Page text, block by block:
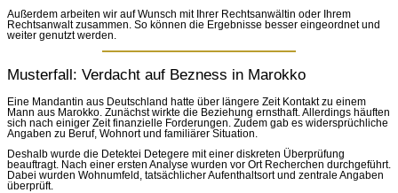
Außerdem arbeiten wir auf Wunsch mit Ihrer Rechtsanwältin oder Ihrem
Rechtsanwalt zusammen. So können die Ergebnisse besser eingeordnet und
weiter genutzt werden.
Musterfall: Verdacht auf Bezness in Marokko
Eine Mandantin aus Deutschland hatte über längere Zeit Kontakt zu einem
Mann aus Marokko. Zunächst wirkte die Beziehung ernsthaft. Allerdings häuften
sich nach einiger Zeit finanzielle Forderungen. Zudem gab es widersprüchliche
Angaben zu Beruf, Wohnort und familiärer Situation.
Deshalb wurde die Detektei Detegere mit einer diskreten Überprüfung
beauftragt. Nach einer ersten Analyse wurden vor Ort Recherchen durchgeführt.
Dabei wurden Wohnumfeld, tatsächlicher Aufenthaltsort und zentrale Angaben
überprüft.